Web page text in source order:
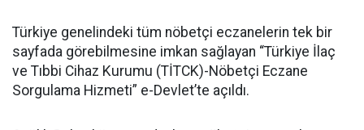
Türkiye genelindeki tüm nöbetçi eczanelerin tek bir
sayfada görebilmesine imkan sağlayan “Türkiye İlaç
ve Tıbbi Cihaz Kurumu (TİTCK)-Nöbetçi Eczane
Sorgulama Hizmeti” e-Devlet’te açıldı.